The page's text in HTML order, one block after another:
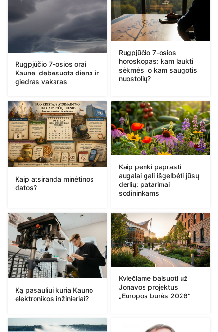
Rugpjūčio 7-osios orai
Kaune: debesuota diena ir
giedras vakaras
Rugpjūčio 7-osios
horoskopas: kam laukti
sėkmės, o kam saugotis
nuostolių?
Kaip atsiranda minėtinos
datos?
Kaip penki paprasti
augalai gali išgelbėti jūsų
derlių: patarimai
sodininkams
Ką pasauliui kuria Kauno
elektronikos inžinieriai?
Kviečiame balsuoti už
Jonavos projektus
„Europos burės 2026“